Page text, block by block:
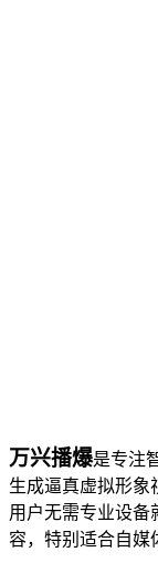
万兴播爆是专注
生成逼真虚拟形象
用户无需专业设备
容，特别适合自媒